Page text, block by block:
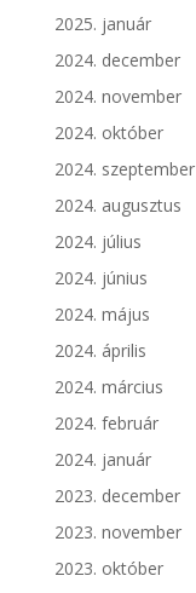
2025. január
2024. december
2024. november
2024. október
2024. szeptember
2024. augusztus
2024. július
2024. június
2024. május
2024. április
2024. március
2024. február
2024. január
2023. december
2023. november
2023. október